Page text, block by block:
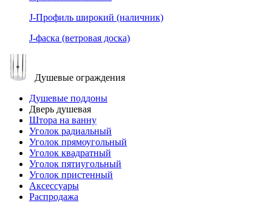
J-Профиль широкий (наличник)
J-фаска (ветровая доска)
Душевые ограждения
Душевые поддоны
Дверь душевая
Штора на ванну
Уголок радиальный
Уголок прямоугольный
Уголок квадратный
Уголок пятиугольный
Уголок пристенный
Аксессуары
Распродажа